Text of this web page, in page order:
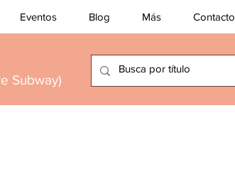
Eventos Blog Más Contacto
Subway)